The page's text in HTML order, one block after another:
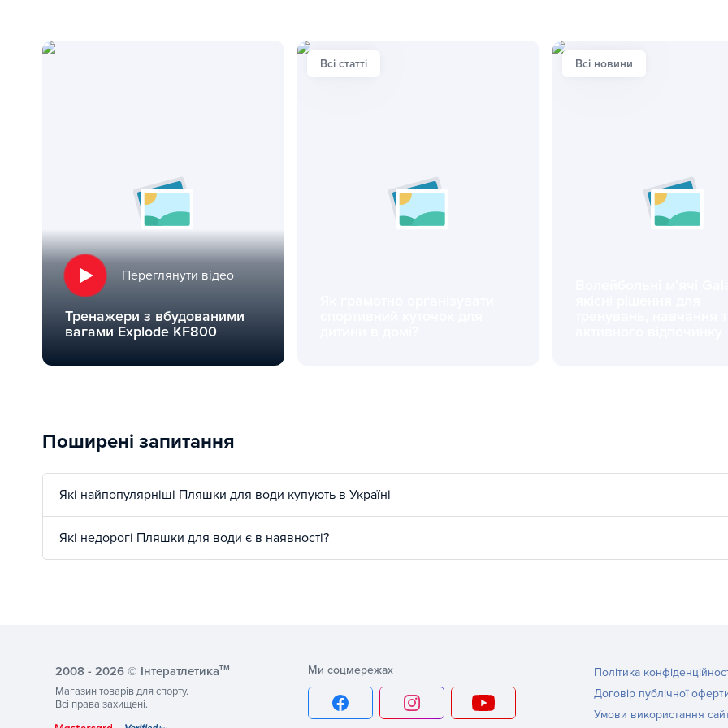
Переглянути відео
Тренажери з вбудованими
вагами Explode KF800
Всі статті Всі новини
Поширені запитання
Які найпопулярніші Пляшки для води купують в Україні
Які недорогі Пляшки для води є в наявності?
Ми соцмережах
2008 - 2026 © Інтератлетикатм
Магазин товарів для спорту.
Всі права захищені.
Політика
Договір публічної
Умови використання